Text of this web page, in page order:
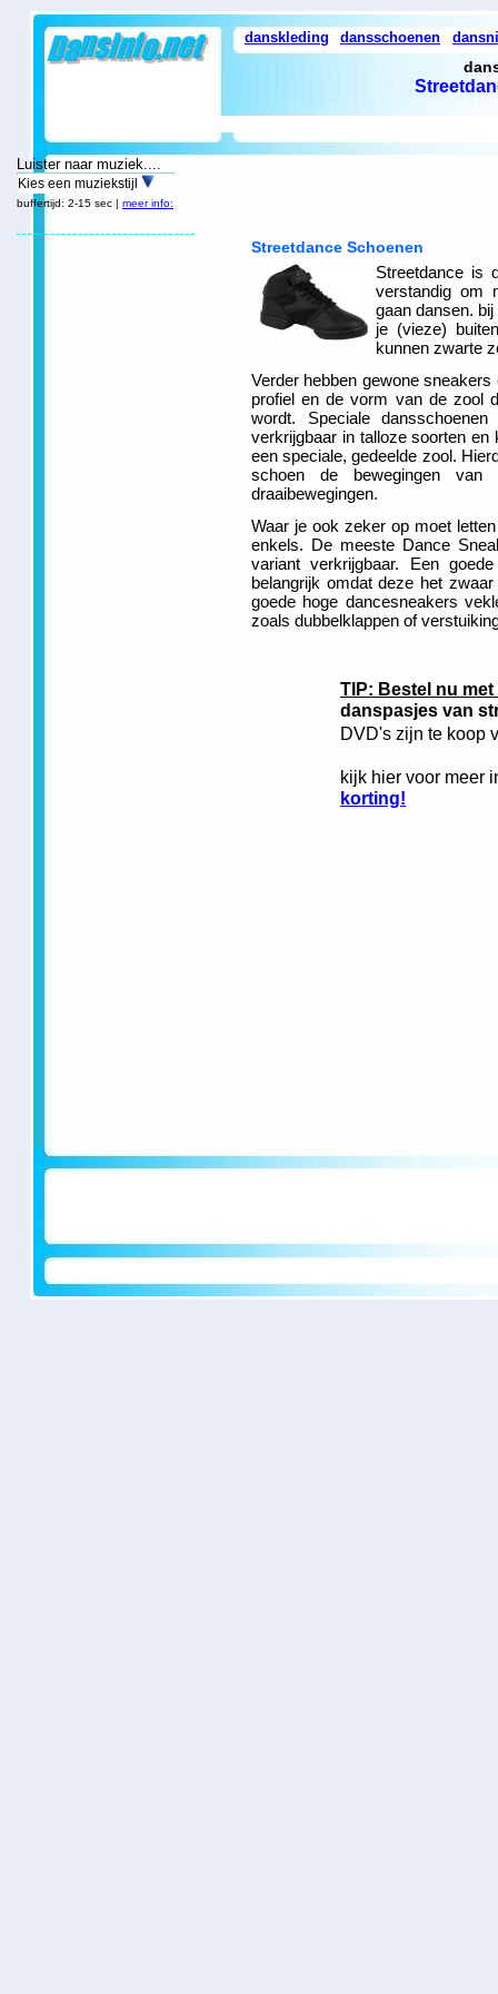
danskleding dansschoenen
Streetdance Schoenen
Streetdance is
verstandig om
gaan dansen.
je (vieze)
kunnen zwarte
Verder hebben gewone
profiel en de vorm van de zool
wordt. Speciale
verkrijgbaar in talloze soorten
een speciale, gedeelde zool.
schoen de bewegingen
draaibewegingen.
Waar je ook zeker op moet
enkels. De meeste Dance
variant verkrijgbaar. Een
belangrijk omdat deze het
goede hoge dancesneakers
zoals dubbelklappen of
TIP: Bestel nu
danspasjes van
DVD's zijn te koop
kijk hier voor meer
korting!
Luister naar muziek....
Kies een muziekstijl
buffertijd: 2-15 sec | meer info: